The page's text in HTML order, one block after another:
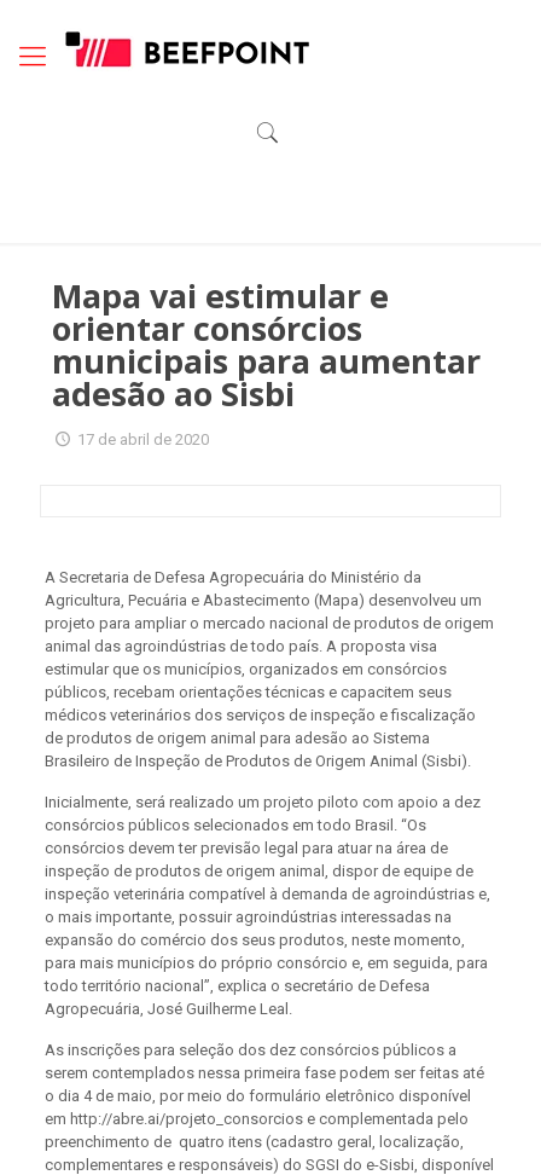
Mapa vai estimular e
orientar consórcios
municipais para aumentar
adesão ao Sisbi
17 de abril de 2020
A Secretaria de Defesa Agropecuária do Ministério da
Agricultura, Pecuária e Abastecimento (Mapa) desenvolveu um
projeto para ampliar o mercado nacional de produtos de origem
animal das agroindústrias de todo país. A proposta visa
estimular que os municípios, organizados em consórcios
públicos, recebam orientações técnicas e capacitem seus
médicos veterinários dos serviços de inspeção e fiscalização
de produtos de origem animal para adesão ao Sistema
Brasileiro de Inspeção de Produtos de Origem Animal (Sisbi).
Inicialmente, será realizado um projeto piloto com apoio a dez
consórcios públicos selecionados em todo Brasil. “Os
consórcios devem ter previsão legal para atuar na área de
inspeção de produtos de origem animal, dispor de equipe de
inspeção veterinária compatível à demanda de agroindústrias e,
o mais importante, possuir agroindústrias interessadas na
expansão do comércio dos seus produtos, neste momento,
para mais municípios do próprio consórcio e, em seguida, para
todo território nacional”, explica o secretário de Defesa
Agropecuária, José Guilherme Leal.
As inscrições para seleção dos dez consórcios públicos a
serem contemplados nessa primeira fase podem ser feitas até
o dia 4 de maio, por meio do formulário eletrônico disponível
em http://abre.ai/projeto_consorcios e complementada pelo
preenchimento de quatro itens (cadastro geral, localização,
complementares e responsáveis) do SGSI do e-Sisbi, disponível